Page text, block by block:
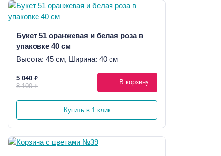
Букет 51 оранжевая и белая роза в
упаковке 40 см
Высота: 45 см, Ширина: 40 см
5 040 ₽
8 100 ₽
В корзину
Купить в 1 клик